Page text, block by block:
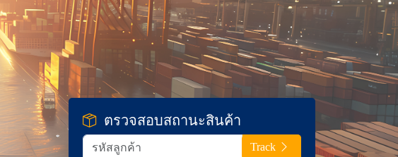
ตรวจสอบสถานะสินค้า
Track